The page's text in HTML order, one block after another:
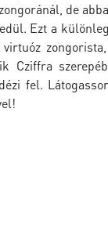
de
Ezt a
Cziffra
fel.